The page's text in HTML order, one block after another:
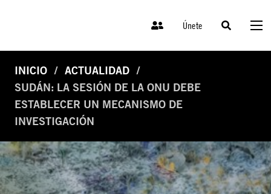
Únete
INICIO
ACTUALIDAD
SUDÁN: LA SESIÓN DE LA ONU DEBE
ESTABLECER UN MECANISMO DE
INVESTIGACIÓN